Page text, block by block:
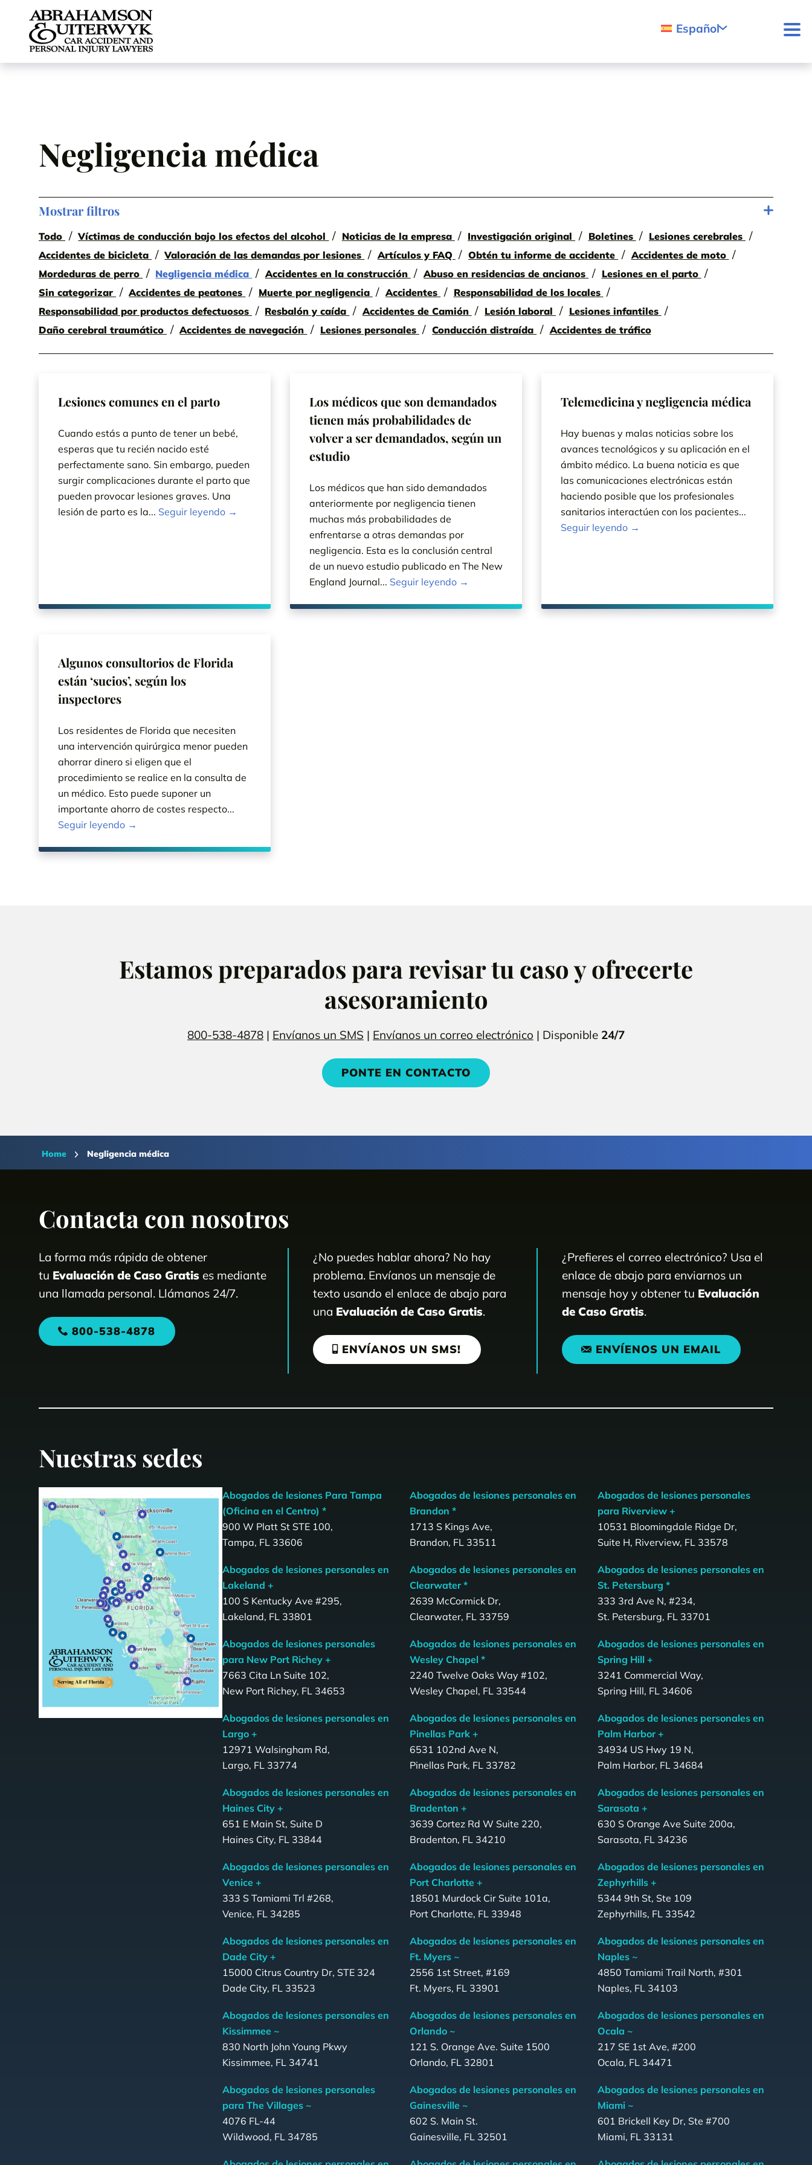
Skip to content
Español
Negligencia médica
Mostrar filtros
Todo Víctimas de conducción bajo los efectos del alcohol Noticias de la empresa Investigación original Boletines
Lesiones cerebrales
Accidentes de bicicleta
Valoración de las demandas por lesiones Artículos y FAQ Obtén tu informe de accidente
Accidentes de moto
Mordeduras de perro
Negligencia médica Accidentes en la construcción Abuso en residencias de ancianos
Lesiones en el parto
Sin categorizar
Accidentes de peatones Muerte por negligencia Accidentes
Responsabilidad de los locales
Responsabilidad por productos defectuosos
Resbalón y caída Accidentes de Camión Lesión laboral
Lesiones infantiles
Daño cerebral traumático
Accidentes de navegación Lesiones personales Conducción distraída Accidentes de tráfico
Lesiones comunes en el parto
Cuando estás a punto de tener un bebé,
esperas que tu recién nacido esté
perfectamente sano. Sin embargo, pueden
surgir complicaciones durante el parto que
pueden provocar lesiones graves. Una
lesión de parto es la... Seguir leyendo →
Los médicos que son demandados
tienen más probabilidades de
volver a ser demandados, según un
estudio
Los médicos que han sido demandados
anteriormente por negligencia tienen
muchas más probabilidades de
enfrentarse a otras demandas por
negligencia. Esta es la conclusión central
de un nuevo estudio publicado en The New
England Journal... Seguir leyendo →
Telemedicina y negligencia médica
Hay buenas y malas noticias sobre los
avances tecnológicos y su aplicación en el
ámbito médico. La buena noticia es que
las comunicaciones electrónicas están
haciendo posible que los profesionales
sanitarios interactúen con los pacientes...
Seguir leyendo →
Algunos consultorios de Florida
están ‘sucios’, según los
inspectores
Los residentes de Florida que necesiten
una intervención quirúrgica menor pueden
ahorrar dinero si eligen que el
procedimiento se realice en la consulta de
un médico. Esto puede suponer un
importante ahorro de costes respecto...
Seguir leyendo →
Estamos preparados para revisar tu caso y ofrecerte
asesoramiento
800-538-4878 | Envíanos un SMS | Envíanos un correo electrónico | Disponible 24/7
PONTE EN CONTACTO
Home Negligencia médica
Contacta con nosotros
La forma más rápida de obtener
tu Evaluación de Caso Gratis es mediante
una llamada personal. Llámanos 24/7.
800-538-4878
¿No puedes hablar ahora? No hay
problema. Envíanos un mensaje de
texto usando el enlace de abajo para
una Evaluación de Caso Gratis.
ENVÍANOS UN SMS!
¿Prefieres el correo electrónico? Usa el
enlace de abajo para enviarnos un
mensaje hoy y obtener tu Evaluación
de Caso Gratis.
ENVÍENOS UN EMAIL
Nuestras sedes
Abogados de lesiones Para Tampa
(Oficina en el Centro) *
900 W Platt St STE 100,
Tampa, FL 33606
Abogados de lesiones personales en
Brandon *
1713 S Kings Ave,
Brandon, FL 33511
Abogados de lesiones personales
para Riverview +
10531 Bloomingdale Ridge Dr,
Suite H, Riverview, FL 33578
Abogados de lesiones personales en
Lakeland +
100 S Kentucky Ave #295,
Lakeland, FL 33801
Abogados de lesiones personales en
Clearwater *
2639 McCormick Dr,
Clearwater, FL 33759
Abogados de lesiones personales en
St. Petersburg *
333 3rd Ave N, #234,
St. Petersburg, FL 33701
Abogados de lesiones personales
para New Port Richey +
7663 Cita Ln Suite 102,
New Port Richey, FL 34653
Abogados de lesiones personales en
Wesley Chapel *
2240 Twelve Oaks Way #102,
Wesley Chapel, FL 33544
Abogados de lesiones personales en
Spring Hill +
3241 Commercial Way,
Spring Hill, FL 34606
Abogados de lesiones personales en
Largo +
12971 Walsingham Rd,
Largo, FL 33774
Abogados de lesiones personales en
Pinellas Park +
6531 102nd Ave N,
Pinellas Park, FL 33782
Abogados de lesiones personales en
Palm Harbor +
34934 US Hwy 19 N,
Palm Harbor, FL 34684
Abogados de lesiones personales en
Haines City +
651 E Main St, Suite D
Haines City, FL 33844
Abogados de lesiones personales en
Bradenton +
3639 Cortez Rd W Suite 220,
Bradenton, FL 34210
Abogados de lesiones personales en
Sarasota +
630 S Orange Ave Suite 200a,
Sarasota, FL 34236
Abogados de lesiones personales en
Venice +
333 S Tamiami Trl #268,
Venice, FL 34285
Abogados de lesiones personales en
Port Charlotte +
18501 Murdock Cir Suite 101a,
Port Charlotte, FL 33948
Abogados de lesiones personales en
Zephyrhills +
5344 9th St, Ste 109
Zephyrhills, FL 33542
Abogados de lesiones personales en
Dade City +
15000 Citrus Country Dr, STE 324
Dade City, FL 33523
Abogados de lesiones personales en
Ft. Myers ~
2556 1st Street, #169
Ft. Myers, FL 33901
Abogados de lesiones personales en
Naples ~
4850 Tamiami Trail North, #301
Naples, FL 34103
Abogados de lesiones personales en
Kissimmee ~
830 North John Young Pkwy
Kissimmee, FL 34741
Abogados de lesiones personales en
Orlando ~
121 S. Orange Ave. Suite 1500
Orlando, FL 32801
Abogados de lesiones personales en
Ocala ~
217 SE 1st Ave, #200
Ocala, FL 34471
Abogados de lesiones personales
para The Villages ~
4076 FL-44
Wildwood, FL 34785
Abogados de lesiones personales en
Gainesville ~
602 S. Main St.
Gainesville, FL 32501
Abogados de lesiones personales en
Miami ~
601 Brickell Key Dr, Ste #700
Miami, FL 33131